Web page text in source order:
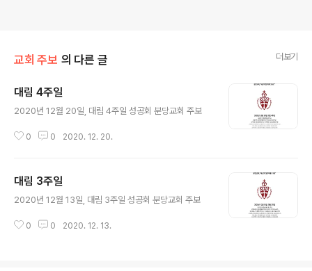
교회 주보 의 다른 글 더보기
대림 4주일
2020년 12월 20일, 대림 4주일 성공회 분당교회 주보
0 0 2020. 12. 20.
대림 3주일
2020년 12월 13일, 대림 3주일 성공회 분당교회 주보
0 0 2020. 12. 13.